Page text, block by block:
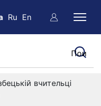
Ru En
вчительці